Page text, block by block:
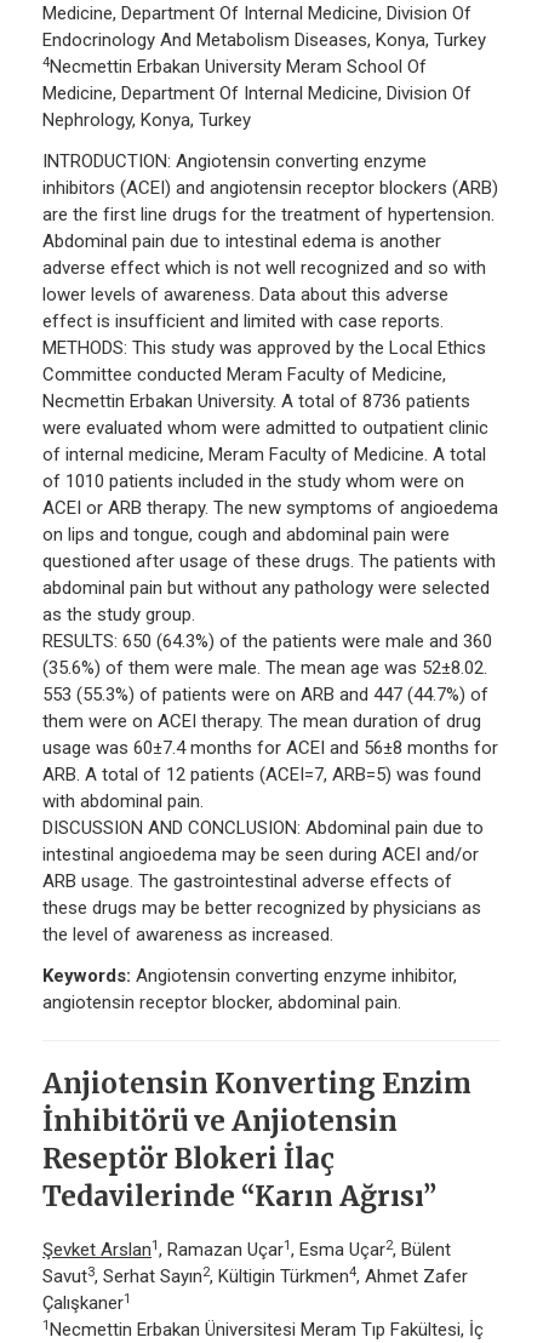
Medicine, Department Of Internal Medicine, Division Of
Endocrinology And Metabolism Diseases, Konya, Turkey
4Necmettin Erbakan University Meram School Of
Medicine, Department Of Internal Medicine, Division Of
Nephrology, Konya, Turkey
INTRODUCTION: Angiotensin converting enzyme
inhibitors (ACEI) and angiotensin receptor blockers (ARB)
are the first line drugs for the treatment of hypertension.
Abdominal pain due to intestinal edema is another
adverse effect which is not well recognized and so with
lower levels of awareness. Data about this adverse
effect is insufficient and limited with case reports.
METHODS: This study was approved by the Local Ethics
Committee conducted Meram Faculty of Medicine,
Necmettin Erbakan University. A total of 8736 patients
were evaluated whom were admitted to outpatient clinic
of internal medicine, Meram Faculty of Medicine. A total
of 1010 patients included in the study whom were on
ACEI or ARB therapy. The new symptoms of angioedema
on lips and tongue, cough and abdominal pain were
questioned after usage of these drugs. The patients with
abdominal pain but without any pathology were selected
as the study group.
RESULTS: 650 (64.3%) of the patients were male and 360
(35.6%) of them were male. The mean age was 52±8.02.
553 (55.3%) of patients were on ARB and 447 (44.7%) of
them were on ACEI therapy. The mean duration of drug
usage was 60±7.4 months for ACEI and 56±8 months for
ARB. A total of 12 patients (ACEI=7, ARB=5) was found
with abdominal pain.
DISCUSSION AND CONCLUSION: Abdominal pain due to
intestinal angioedema may be seen during ACEI and/or
ARB usage. The gastrointestinal adverse effects of
these drugs may be better recognized by physicians as
the level of awareness as increased.
Keywords: Angiotensin converting enzyme inhibitor,
angiotensin receptor blocker, abdominal pain.
Anjiotensin Konverting Enzim
İnhibitörü ve Anjiotensin
Reseptör Blokeri İlaç
Tedavilerinde “Karın Ağrısı”
Şevket Arslan1, Ramazan Uçar1, Esma Uçar2, Bülent
Savut3, Serhat Sayın2, Kültigin Türkmen4, Ahmet Zafer
Çalışkaner1
1Necmettin Erbakan Üniversitesi Meram Tıp Fakültesi, İç